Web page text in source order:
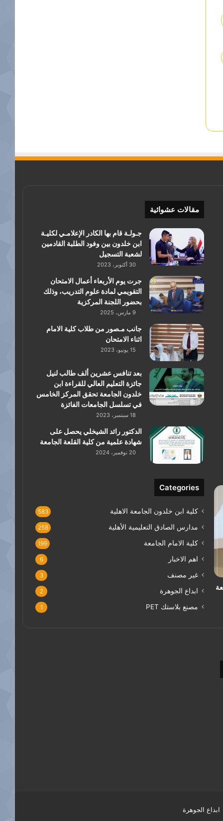
مقالات عشوائية
جـولـة قام بها الكادر الإعلامـي لكليـة
ابن خلدون بين وفود الطلبة القادمين
لشعبة التسجيل
30 أكتوبر، 2023
جرت يوم الأربعاء أعمال الامتحان
التقويمي لمادة علوم التدريب، وذلك
بحضور اللجنة المركزية
9 مارس، 2025
جانب مـصور من طلاب كلية الامام
اثناء الامتحان
15 يونيو، 2023
بعد تنافس عشرين ألف طالب لنيل
جائزة التعليم العالي للقراءة ابن
خلدون الجامعة تحقق المركز الخامس
في تسلسل الجامعات الفائزة
18 سبتمبر، 2023
الدكتور رائد الشيخلي يحصل على
شهادة علمية من كلية القلعة الجامعة
20 نوفمبر، 2024
Categories
كلية ابن خلدون الجامعة الاهلية 583
مدارس الصادق التعليمية الأهلية 258
كلية الامام الجامعة 199
اهم الاخبار 6
غير مصنف 3
ابداع الجوهرة 2
مصنع بلاستك PET 1
ابداع الجوهرة